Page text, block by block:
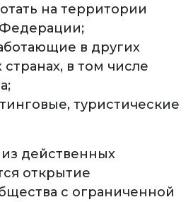
на территории
в других
в том числе
туристические
действенных
открытие
с ограниченной